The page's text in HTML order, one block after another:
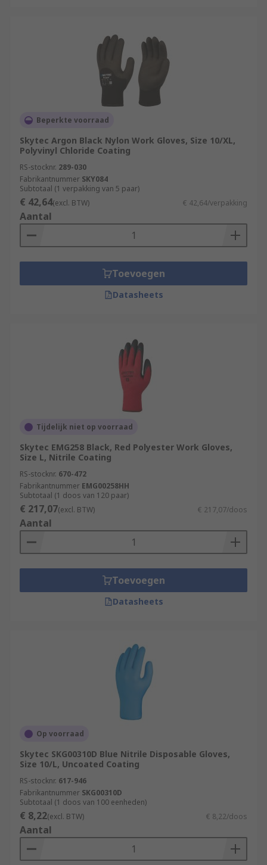
Beperkte voorraad
Skytec Argon Black Nylon Work Gloves, Size 10/XL,
Polyvinyl Chloride Coating
RS-stocknr. 289-030
Fabrikantnummer SKY084
Subtotaal (1 verpakking van 5 paar)
€ 42,64(excl. BTW) € 42,64/verpakking
Aantal
Toevoegen
Datasheets
Tijdelijk niet op voorraad
Skytec EMG258 Black, Red Polyester Work Gloves,
Size L, Nitrile Coating
RS-stocknr. 670-472
Fabrikantnummer EMG00258HH
Subtotaal (1 doos van 120 paar)
€ 217,07(excl. BTW) € 217,07/doos
Aantal
Toevoegen
Datasheets
Op voorraad
Skytec SKG00310D Blue Nitrile Disposable Gloves,
Size 10/L, Uncoated Coating
RS-stocknr. 617-946
Fabrikantnummer SKG00310D
Subtotaal (1 doos van 100 eenheden)
€ 8,22(excl. BTW) € 8,22/doos
Aantal